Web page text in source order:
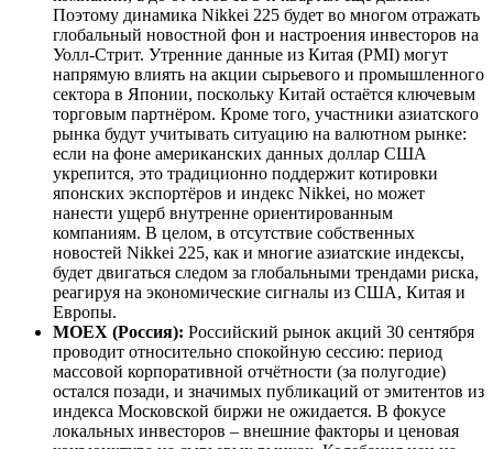
Поэтому динамика Nikkei 225 будет во многом отражать
глобальный новостной фон и настроения инвесторов на
Уолл-Стрит. Утренние данные из Китая (PMI) могут
напрямую влиять на акции сырьевого и промышленного
сектора в Японии, поскольку Китай остаётся ключевым
торговым партнёром. Кроме того, участники азиатского
рынка будут учитывать ситуацию на валютном рынке:
если на фоне американских данных доллар США
укрепится, это традиционно поддержит котировки
японских экспортёров и индекс Nikkei, но может
нанести ущерб внутренне ориентированным
компаниям. В целом, в отсутствие собственных
новостей Nikkei 225, как и многие азиатские индексы,
будет двигаться следом за глобальными трендами риска,
реагируя на экономические сигналы из США, Китая и
Европы.
MOEX (Россия): Российский рынок акций 30 сентября
проводит относительно спокойную сессию: период
массовой корпоративной отчётности (за полугодие)
остался позади, и значимых публикаций от эмитентов из
индекса Московской биржи не ожидается. В фокусе
локальных инвесторов – внешние факторы и ценовая